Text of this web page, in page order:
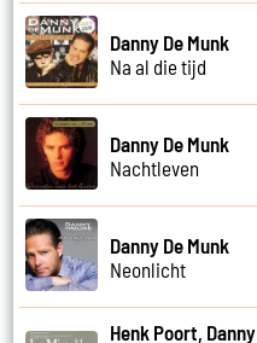
Danny De Munk
Na al die tijd
Danny De Munk
Nachtleven
Danny De Munk
Neonlicht
Henk Poort,